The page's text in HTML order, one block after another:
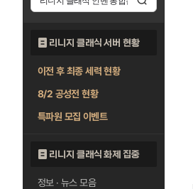
리니지 클래식 서버 현황
이전 후 최종 세력 현황
8/2 공성전 현황
특파원 모집 이벤트
리니지 클래식 화제 집중
정보 · 뉴스 모음